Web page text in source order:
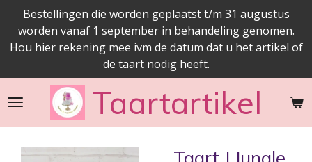
direct
naar
hoofdinhoud
Taartartikel
Bestellingen die worden geplaatst t/m 31 augustus
worden vanaf 1 september in behandeling genomen.
Hou hier rekening mee ivm de datum dat u het artikel of
de taart nodig heeft.